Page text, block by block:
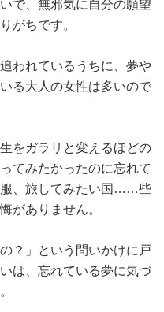
で、無邪気に自分の願望
がちです。
われているうちに、夢や
る大人の女性は多いので
をガラリと変えるほどの
てみたかったのに忘れて
服、旅してみたい国……些
がありません。
？」という問いかけに戸
は、忘れている夢に気づ